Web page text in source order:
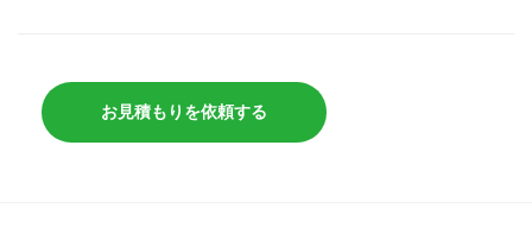
お見積もりを依頼する